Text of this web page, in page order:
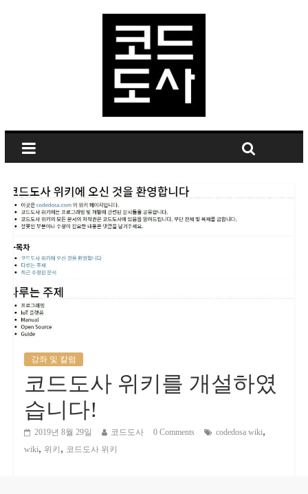
강좌 및 칼럼
코드도사 위키를 개설하였
습니다!
2019년 8월 29일 코드도사 0 Comments codedosa wiki,
wiki, 위키 , 코드도사 위키